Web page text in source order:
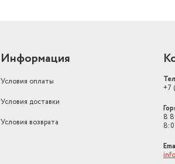
Информация
Условия оплаты
Условия доставки
Условия возврата
+7
8